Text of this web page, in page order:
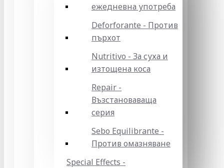
ежедневна употреба
Deforforante - Против
пърхот
Nutritivo - За суха и
изтощена коса
Repair -
Възстановаваща
серия
Sebo Equilibrante -
Против омазняване
Special Effects -